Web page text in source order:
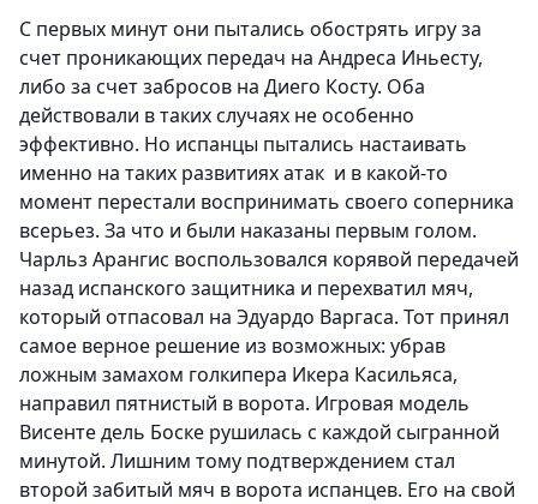
С первых минут они пытались обострять игру за
счет проникающих передач на Андреса Иньесту,
либо за счет забросов на Диего Косту. Оба
действовали в таких случаях не особенно
эффективно. Но испанцы пытались настаивать
именно на таких развитиях атак и в какой-то
момент перестали воспринимать своего соперника
всерьез. За что и были наказаны первым голом.
Чарльз Арангис воспользовался корявой передачей
назад испанского защитника и перехватил мяч,
который отпасовал на Эдуардо Варгаса. Тот принял
самое верное решение из возможных: убрав
ложным замахом голкипера Икера Касильяса,
направил пятнистый в ворота. Игровая модель
Висенте дель Боске рушилась с каждой сыгранной
минутой. Лишним тому подтверждением стал
второй забитый мяч в ворота испанцев. Его на свой